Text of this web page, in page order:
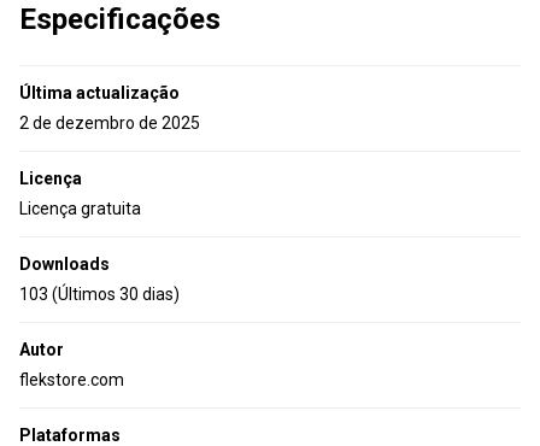
Especificações
Última actualização
2 de dezembro de 2025
Licença
Licença gratuita
Downloads
103 (Últimos 30 dias)
Autor
flekstore.com
Plataformas